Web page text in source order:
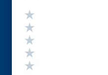
Valutazione